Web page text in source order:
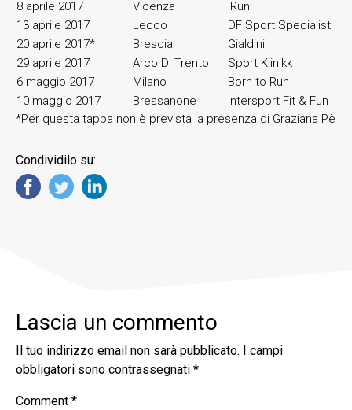
8 aprile 2017
Vicenza
iRun
13 aprile 2017
Lecco
DF Sport Specialist
20 aprile 2017*
Brescia
Gialdini
29 aprile 2017
Arco Di Trento
Sport Klinikk
6 maggio 2017
Milano
Born to Run
10 maggio 2017
Bressanone
Intersport Fit & Fun
*Per questa tappa non è prevista la presenza di Graziana Pè
Condividilo su:
Lascia un commento
Il tuo indirizzo email non sarà pubblicato.
I campi
obbligatori sono contrassegnati *
Comment *